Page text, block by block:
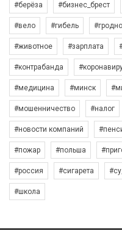
#берёза #бизнес_брест
#вело #гибель #гродно
#животное #зарплата
#контрабанда
#медицина #минск
#мошенничество #налог
#новости компаний
#пожар #польша
#россия #сигарета
#школа